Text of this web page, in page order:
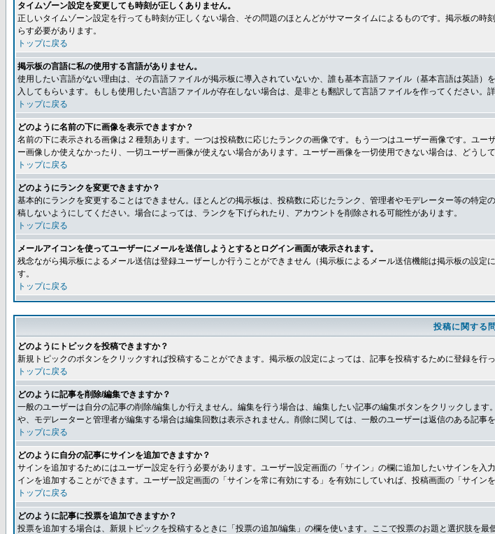
タイムゾーン設定を変更しても時刻が正しくありません。
正しいタイムゾーン設定を行っても時刻が正しくない場合、その問題のほとんどがサマータイムによるものです。掲示板の
らす必要があります。
トップに戻る
掲示板の言語に私の使用する言語がありません。
使用したい言語がない理由は、その言語ファイルが掲示板に導入されていないか、誰も基本言語ファイル（基本言語は英語
入してもらいます。もしも使用したい言語ファイルが存在しない場合は、是非とも翻訳して言語ファイルを作ってください。
トップに戻る
どのように名前の下に画像を表示できますか？
名前の下に表示される画像は 2 種類あります。一つは投稿数に応じたランクの画像です。もう一つはユーザー画像です。ユ
ー画像しか使えなかったり、一切ユーザー画像が使えない場合があります。ユーザー画像を一切使用できない場合は、どうし
トップに戻る
どのようにランクを変更できますか？
基本的にランクを変更することはできません。ほとんどの掲示板は、投稿数に応じたランク、管理者やモデレーター等の特
稿しないようにしてください。場合によっては、ランクを下げられたり、アカウントを削除される可能性があります。
トップに戻る
メールアイコンを使ってユーザーにメールを送信しようとするとログイン画面が表示されます。
残念ながら掲示板によるメール送信は登録ユーザーしか行うことができません（掲示板によるメール送信機能は掲示板の設
す。
トップに戻る
投稿に関する
どのようにトピックを投稿できますか？
新規トピックのボタンをクリックすれば投稿することができます。掲示板の設定によっては、記事を投稿するために登録を
トップに戻る
どのように記事を削除/編集できますか？
一般のユーザーは自分の記事の削除/編集しか行えません。編集を行う場合は、編集したい記事の編集ボタンをクリックしま
や、モデレーターと管理者が編集する場合は編集回数は表示されません。削除に関しては、一般のユーザーは返信のある記事
トップに戻る
どのように自分の記事にサインを追加できますか？
サインを追加するためにはユーザー設定を行う必要があります。ユーザー設定画面の「サイン」の欄に追加したいサインを
インを追加することができます。ユーザー設定画面の「サインを常に有効にする」を有効にしていれば、投稿画面の「サイ
トップに戻る
どのように記事に投票を追加できますか？
投票を追加する場合は、新規トピックを投稿するときに「投票の追加/編集」の欄を使います。ここで投票のお題と選択肢を